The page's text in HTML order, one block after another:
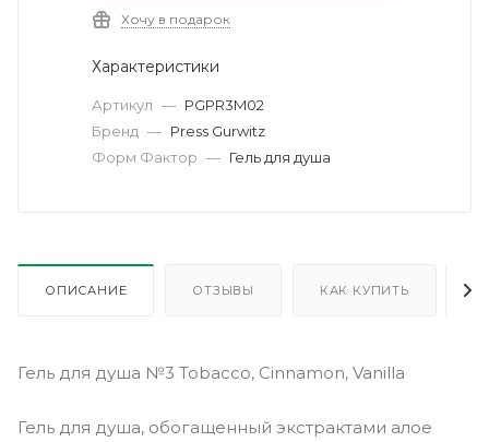
Хочу в подарок
Характеристики
Артикул — PGPR3M02
Бренд — Press Gurwitz
Форм Фактор — Гель для душа
ОПИСАНИЕ ОТЗЫВЫ КАК КУПИТЬ
Гель для душа №3 Tobacco, Cinnamon, Vanilla
Гель для душа, обогащенный экстрактами алое